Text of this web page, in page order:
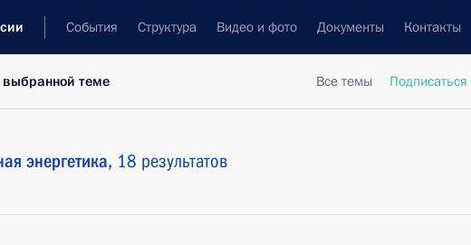
События Структура Видео и фото Документы Контакты
Все темы Подписаться
теме
энергетика, 18 результатов